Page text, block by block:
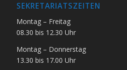
SEKRETARIATSZEITEN
Montag – Freitag
08.30 bis 12.30 Uhr
Montag – Donnerstag
13.30 bis 17.00 Uhr